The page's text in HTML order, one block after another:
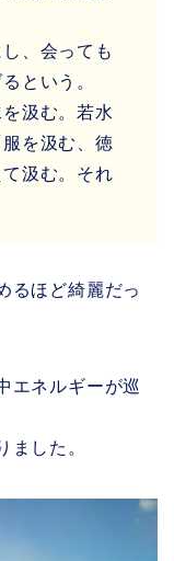
、会っても
という。
汲む。若水
を汲む、徳
汲む。それ
るほど綺麗だっ
エネルギーが巡
ました。